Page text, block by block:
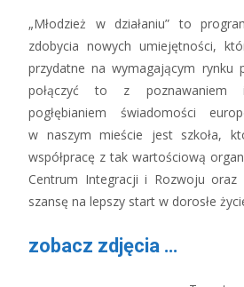
„Młodzież w działaniu” to
zdobycia nowych umiejętności,
przydatne na wymagającym rynku
połączyć to z poznawaniem
pogłębianiem świadomości
w naszym mieście jest szkoła,
współpracę z tak wartościową
Centrum Integracji i Rozwoju
szansę na lepszy start w dorosłe
zobacz zdjęcia …